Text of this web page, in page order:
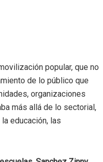
popular, que no
de lo público que
organizaciones
más allá de lo sectorial,
educación, las